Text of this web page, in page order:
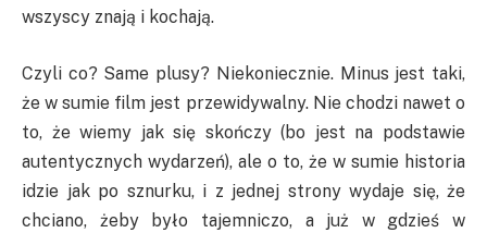
wszyscy znają i kochają.
Czyli co? Same plusy? Niekoniecznie. Minus jest taki,
że w sumie film jest przewidywalny. Nie chodzi nawet o
to, że wiemy jak się skończy (bo jest na podstawie
autentycznych wydarzeń), ale o to, że w sumie historia
idzie jak po sznurku, i z jednej strony wydaje się, że
chciano, żeby było tajemniczo, a już w gdzieś w